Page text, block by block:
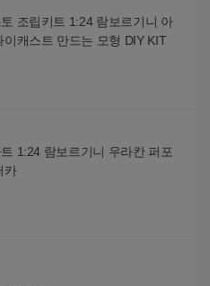
조립키트 1:24 람보르기니 아
이캐스트 만드는 모형 DIY KIT
1:24 람보르기니 우라칸 퍼포
카